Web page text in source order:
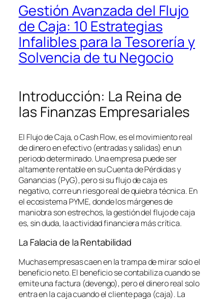
Gestión Avanzada del Flujo
de Caja: 10 Estrategias
Infalibles para la Tesorería y
Solvencia de tu Negocio
Introducción: La Reina de
las Finanzas Empresariales
El Flujo de Caja, oCash Flow, es el movimiento real
de dinero en efectivo (entradas y salidas) en un
periodo determinado. Una empresa puede ser
altamente rentable en su Cuenta de Pérdidas y
Ganancias (PyG), pero si su flujo de caja es
negativo, corre un riesgo real de quiebra técnica. En
el ecosistema PYME, donde los márgenes de
maniobra son estrechos, la gestión del flujo de caja
es, sin duda, la actividad financiera más crítica.
La Falacia de la Rentabilidad
Muchas empresas caen en la trampa de mirar solo el
beneficio neto. El beneficio se contabiliza cuando se
emite una factura (devengo), pero el dinero real solo
entra en la caja cuando el cliente paga (caja). La